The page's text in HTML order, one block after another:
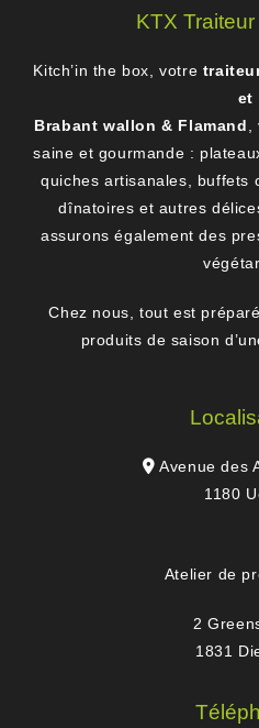
KTX
Kitch’in the box, votre
et
Brabant wallon & Flamand
saine et gourmande :
quiches artisanales, buffets
dînatoires et autres
assurons également des
Chez nous, tout est
produits de saison
Avenue des
1180
Atelier de
2
1831